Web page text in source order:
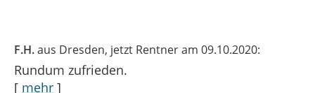
F.H.aus Dresden, jetzt Rentneram 09.10.2020:
Rundum zufrieden.
[ mehr ]